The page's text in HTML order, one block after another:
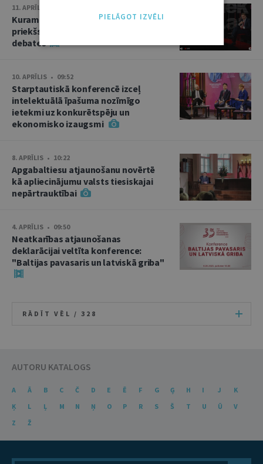
11. APRĪLIS • 15:02
Kuram jābūt Augstākās tiesas
priekšsēdētājam? Kandidātu
debates
10. APRĪLIS • 09:52
Starptautiskā konferencē izceļ
intelektuālā īpašuma nozīmīgo
ietekmi uz konkurētspēju un
ekonomisko izaugsmi
8. APRĪLIS • 10:22
Apgabaltiesu atjaunošanu novērtē
kā apliecinājumu valsts tiesiskajai
nepārtrauktībai
4. APRĪLIS • 09:50
Neatkarības atjaunošanas
deklarācijai veltīta konference:
"Baltijas pavasaris un latviskā griba"
RĀDĪT VĒL / 328
AUTORU KATALOGS
A Ā B C Č D E Ē F G Ģ H I J
K
Ķ
L Ļ M N Ņ O P R S Š T U Ū
V
Z
Ž
PIELĀGOT IZVĒLI